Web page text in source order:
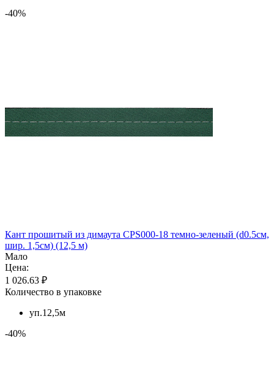
-40%
Кант прошитый из димаута CPS000-18 темно-зеленый (d0.5см,
шир. 1,5см) (12,5 м)
Мало
Цена:
1 026.63 ₽
Количество в упаковке
уп.12,5м
-40%